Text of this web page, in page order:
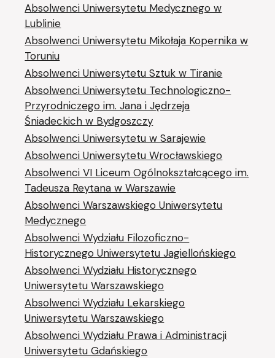
Absolwenci Uniwersytetu Medycznego w
Lublinie
Absolwenci Uniwersytetu Mikołaja Kopernika w
Toruniu
Absolwenci Uniwersytetu Sztuk w Tiranie
Absolwenci Uniwersytetu Technologiczno-
Przyrodniczego im. Jana i Jędrzeja
Śniadeckich w Bydgoszczy
Absolwenci Uniwersytetu w Sarajewie
Absolwenci Uniwersytetu Wrocławskiego
Absolwenci VI Liceum Ogólnokształcącego im.
Tadeusza Reytana w Warszawie
Absolwenci Warszawskiego Uniwersytetu
Medycznego
Absolwenci Wydziału Filozoficzno-
Historycznego Uniwersytetu Jagiellońskiego
Absolwenci Wydziału Historycznego
Uniwersytetu Warszawskiego
Absolwenci Wydziału Lekarskiego
Uniwersytetu Warszawskiego
Absolwenci Wydziału Prawa i Administracji
Uniwersytetu Gdańskiego